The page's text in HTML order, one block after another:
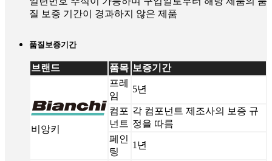
질 보증 기간이 경과하지 않은 제품
품질보증기간
브랜드 품목 보증기간
비앙키
프레
임
5년
컴포
넌트
각 컴포넌트 제조사의 보증 규
정을 따름
페인
팅
1년